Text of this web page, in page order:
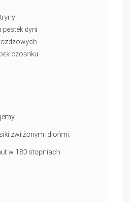
pestek dyni
czosnku
zwilżonymi dłońmi.
w 180 stopniach